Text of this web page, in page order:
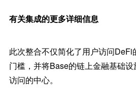
有关集成的更多详细信息
此次整合不仅简化了用户访问DeFi
门槛，并将Base的链上金融基础
访问的中心。